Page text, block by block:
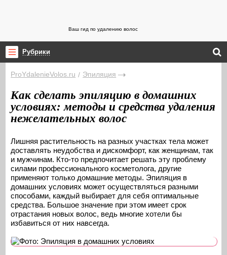
Ваш гид по удалению волос
Рубрики
ProYdalenieVolos.ru / Эпиляция
Как сделать эпиляцию в домашних
условиях: методы и средства удаления
нежелательных волос
Лишняя растительность на разных участках тела может
доставлять неудобства и дискомфорт, как женщинам, так
и мужчинам. Кто-то предпочитает решать эту проблему
силами профессионального косметолога, другие
применяют только домашние методы. Эпиляция в
домашних условиях может осуществляться разными
способами, каждый выбирает для себя оптимальные
средства. Большое значение при этом имеет срок
отрастания новых волос, ведь многие хотели бы
избавиться от них навсегда.